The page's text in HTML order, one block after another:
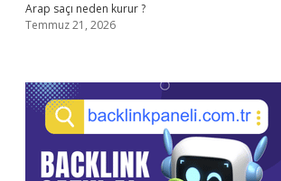
Arap saçı neden kurur ?
Temmuz 21, 2026